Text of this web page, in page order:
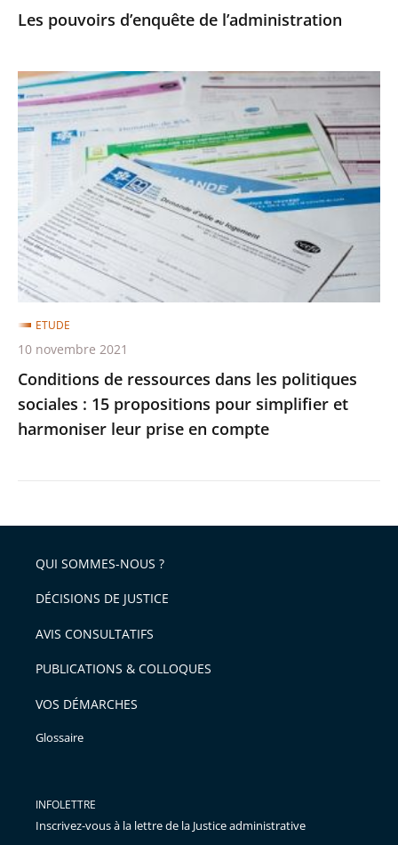
Les pouvoirs d’enquête de l’administration
Conditions
de
ressources
dans
les
politiques
sociales
:
15
propositions
pour
simplifier
et
harmoniser
leur
Conditions de ressources dans les politiques
sociales : 15 propositions pour simplifier et
harmoniser leur prise en compte
ETUDE
10 novembre 2021
QUI SOMMES-NOUS ?
DÉCISIONS DE JUSTICE
AVIS CONSULTATIFS
PUBLICATIONS & COLLOQUES
VOS DÉMARCHES
Glossaire
INFOLETTRE
Inscrivez-vous à la lettre de la Justice administrative